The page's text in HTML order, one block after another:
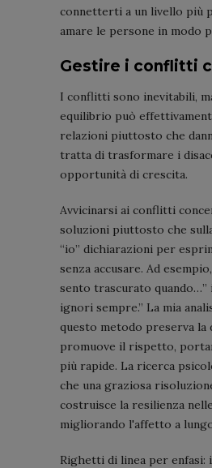
connetterti a un livello più
amare le persone in modo
Gestire i conflitti
I conflitti sono inevitabili,
equilibrio può
relazioni piuttosto che
tratta di trasformare i
opportunità di crescita.
Avvicinarsi ai conflitti
soluzioni piuttosto che
“io” dichiarazioni per
senza accusare. Ad
sento trascurato quando…”
ignori sempre.” La mia
questo metodo preserva la
promuove il rispetto,
più rapide. La ricerca
che una graziosa
costruisce la resilienza
migliorando l'affetto a
Righetti di linea per enfasi: